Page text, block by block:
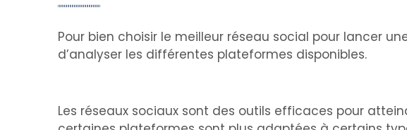
Pour bien choisir le meilleur réseau social pour lancer
d’analyser les différentes plateformes disponibles.
Les réseaux sociaux sont des outils efficaces pour